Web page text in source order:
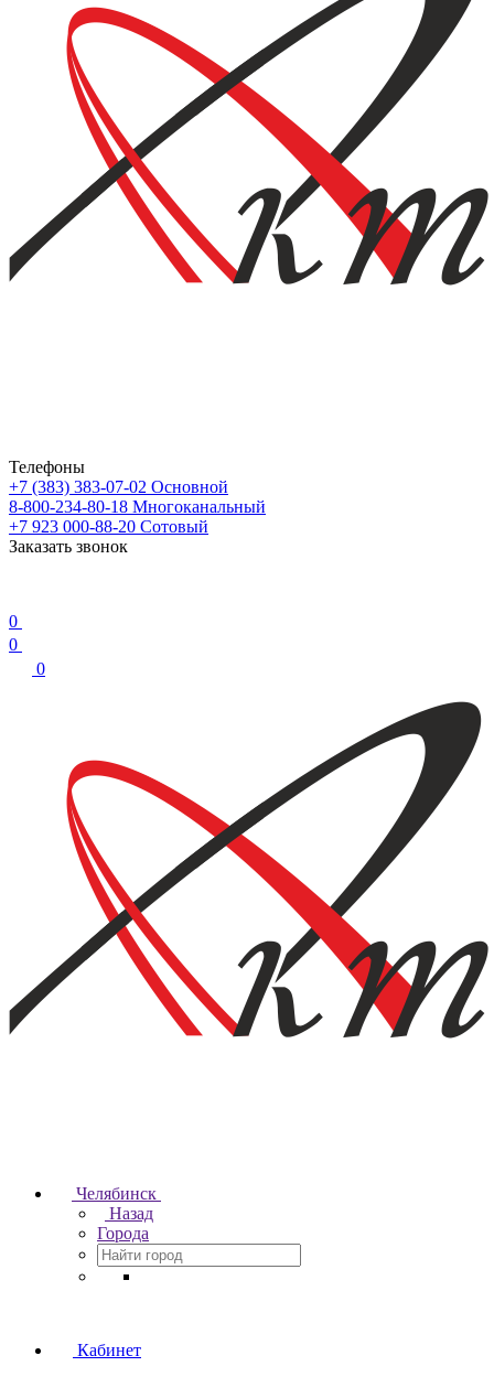
Телефоны
+7 (383) 383-07-02 Основной
8-800-234-80-18 Многоканальный
+7 923 000-88-20 Сотовый
Заказать звонок
0
0
0
Челябинск
Назад
Города
Кабинет